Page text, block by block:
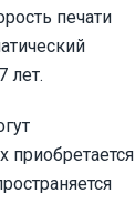
печати
лет.
приобретается